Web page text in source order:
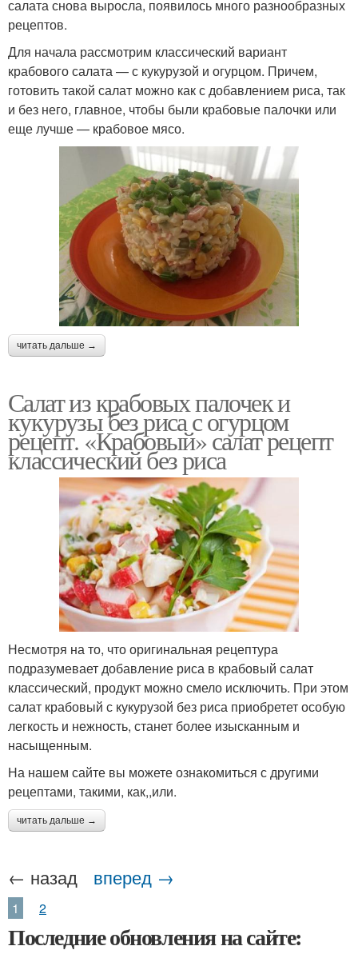
салата снова выросла, появилось много разнообразных
рецептов.
Для начала рассмотрим классический вариант
крабового салата — с кукурузой и огурцом. Причем,
готовить такой салат можно как с добавлением риса, так
и без него, главное, чтобы были крабовые палочки или
еще лучше — крабовое мясо.
читать дальше →
Салат из крабовых палочек и
кукурузы без риса с огурцом
рецепт. «Крабовый» салат рецепт
классический без риса
Несмотря на то, что оригинальная рецептура
подразумевает добавление риса в крабовый салат
классический, продукт можно смело исключить. При этом
салат крабовый с кукурузой без риса приобретет особую
легкость и нежность, станет более изысканным и
насыщенным.
На нашем сайте вы можете ознакомиться с другими
рецептами, такими, как,,или.
читать дальше →
← назад вперед →
1 2
Последние обновления на сайте: